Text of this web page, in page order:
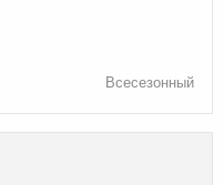
Всесезонный